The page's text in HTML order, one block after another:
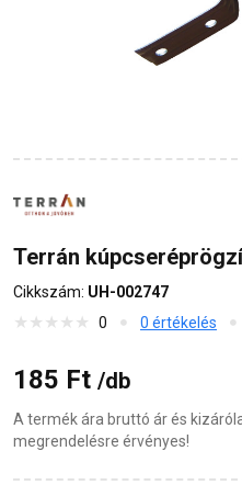
Terrán
Cikkszám: UH-002747
0
0 értékelés
185 Ft /db
A termék ára bruttó ár és
megrendelésre érvényes!